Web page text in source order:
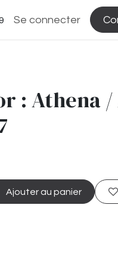
Se connecter
: Athena
Ajouter au panier